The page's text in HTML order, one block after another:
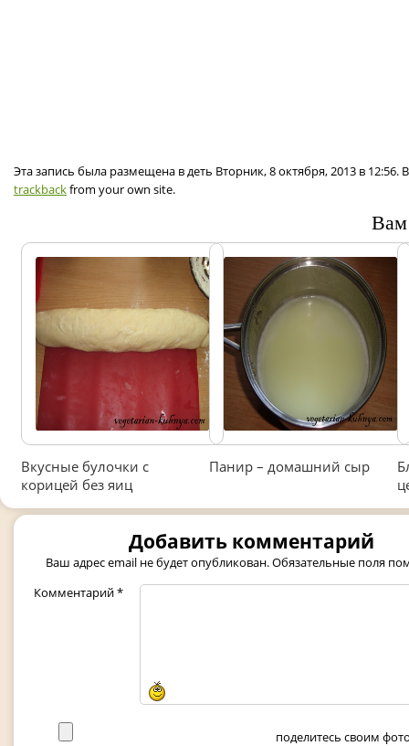
Эта запись была размещена в деть Вторник, 8 октября, 2013 в
trackbackfrom your own site.
Вам
Вкусные булочки с
корицей без яиц
Панир – домашний сыр
Добавить комментарий
Ваш адрес email не будет опубликован.Обязательные поля
Комментарий*
поделитесь своим